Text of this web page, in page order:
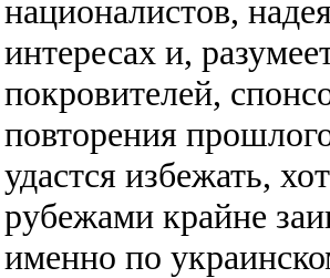
националистов,
интересах и,
покровителей,
повторения
удастся избежать,
рубежами крайне
именно по